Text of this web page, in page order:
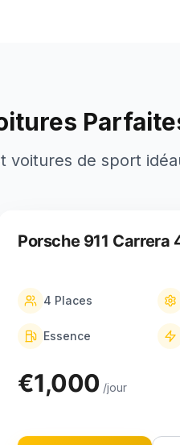
voitures de sport
Porsche 911 Carrera
4 Places
Essence
€1,000 /jour